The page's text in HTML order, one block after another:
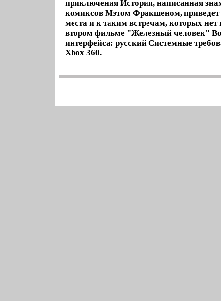
приключения История, написанная
комиксов Мэтом Фракшеном, приведет
места и к таким встречам, которых нет
втором фильме "Железный человек"
интерфейса: русский Системные
Xbox 360.